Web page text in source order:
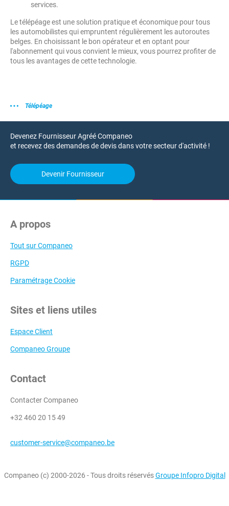
services.
Le télépéage est une solution pratique et économique pour tous
les automobilistes qui empruntent régulièrement les autoroutes
belges. En choisissant le bon opérateur et en optant pour
l'abonnement qui vous convient le mieux, vous pourrez profiter de
tous les avantages de cette technologie.
Télépéage
Devenez Fournisseur Agréé Companeo
et recevez des demandes de devis dans votre secteur d'activité !
Devenir Fournisseur
A propos
Tout sur Companeo
RGPD
Paramétrage Cookie
Sites et liens utiles
Espace Client
Companeo Groupe
Contact
Contacter Companeo
+32 460 20 15 49
customer-service@companeo.be
Companeo (c) 2000-2026 - Tous droits réservésGroupe Infopro Digital